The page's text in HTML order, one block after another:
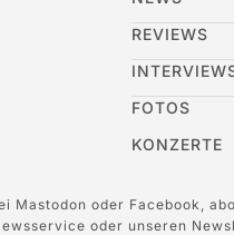
REVIEWS
FOTOS
KONZERTE
Mastodon oder Facebook,
oder unseren